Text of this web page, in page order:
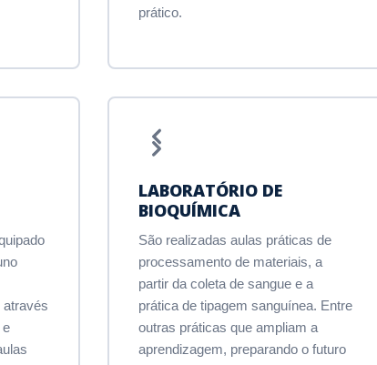
prático.
através
e
LABORATÓRIO DE
BIOQUÍMICA
São realizadas aulas práticas de
processamento de materiais, a
partir da coleta de sangue e a
prática de tipagem sanguínea. Entre
outras práticas que ampliam a
aprendizagem, preparando o futuro